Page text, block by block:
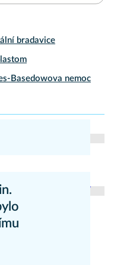
bradavice
Basedowova nemoc